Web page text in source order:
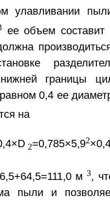
улавливании
ее объем составит
границы
0,4 ее
на
2=0,785×5,92
м 3,
пыли и